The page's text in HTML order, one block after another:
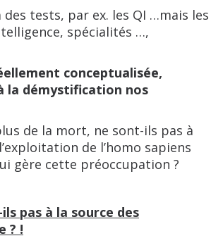
tests, par ex. les QI …mais les
spécialités …,
conceptualisée,
la démystification nos
de la mort, ne sont-ils pas à
de l’homo sapiens
gère cette préoccupation ?
pas à la source des
? !